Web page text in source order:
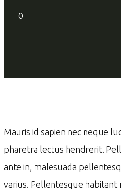
0
Mauris id sapien nec neque
pharetra lectus hendrerit.
ante in, malesuada
varius. Pellentesque habitant